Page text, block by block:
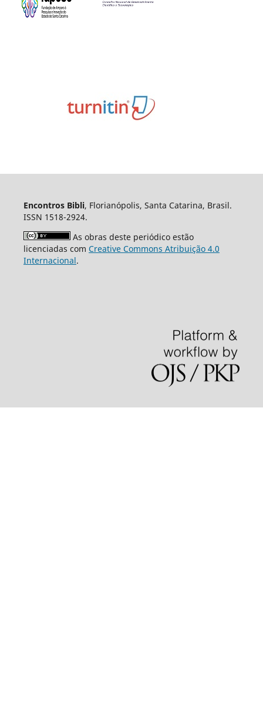
Encontros Bibli, Florianópolis, Santa Catarina, Brasil.
ISSN 1518-2924.
As obras deste periódico estão
licenciadas com Creative Commons Atribuição 4.0
Internacional.